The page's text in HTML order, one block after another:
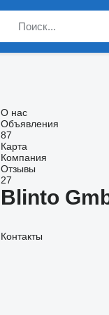
О нас
Объявления
87
Карта
Компания
Отзывы
27
Blinto
Контакты